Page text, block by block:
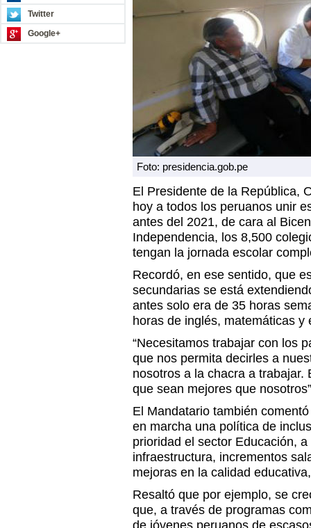
Twitter
Google+
Foto: presidencia.gob.pe
El Presidente de la República,
hoy a todos los peruanos unir
antes del 2021, de cara al
Independencia, los 8,500
tengan la jornada escolar
Recordó, en ese sentido, que
secundarias se está
antes solo era de 35 horas
horas de inglés, matemáticas y
“Necesitamos trabajar con los
que nos permita decirles a
nosotros a la chacra a
que sean mejores que
El Mandatario también
en marcha una política de
prioridad el sector Educación,
infraestructura, incrementos
mejoras en la calidad
Resaltó que por ejemplo, se
que, a través de programas
de jóvenes peruanos de